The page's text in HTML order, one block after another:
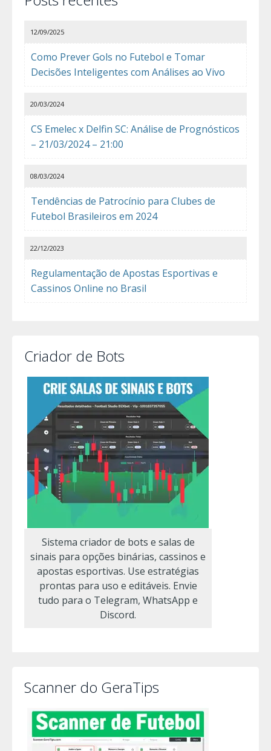
Como Prever Gols no Futebol e Tomar
Decisões Inteligentes com Análises ao Vivo
12/09/2025
CS Emelec x Delfin SC: Análise de Prognósticos
– 21/03/2024 – 21:00
20/03/2024
Tendências de Patrocínio para Clubes de
Futebol Brasileiros em 2024
08/03/2024
Regulamentação de Apostas Esportivas e
Cassinos Online no Brasil
22/12/2023
Criador de Bots
Sistema criador de bots e salas de
sinais para opções binárias, cassinos e
apostas esportivas. Use estratégias
prontas para uso e editáveis. Envie
tudo para o Telegram, WhatsApp e
Discord.
Scanner do GeraTips